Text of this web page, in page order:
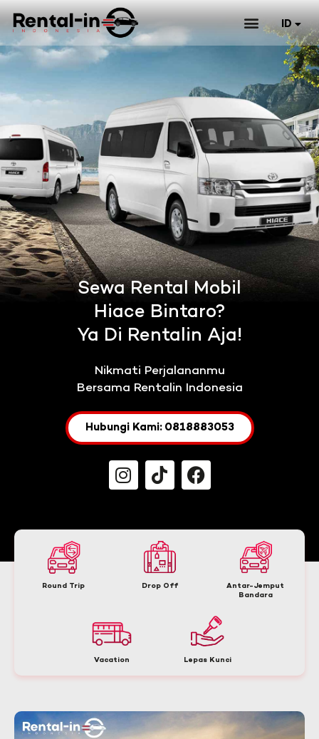
ID
EN
Sewa Rental Mobil
Hiace Bintaro?
Ya Di Rentalin Aja!
Nikmati Perjalananmu
Bersama Rentalin Indonesia
Hubungi Kami: 0818883053
Round Trip Drop Off
Antar-Jemput
Bandara
Vacation Lepas Kunci